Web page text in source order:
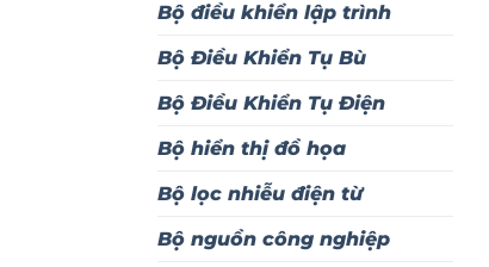
Bộ điều khiển lập trình
Bộ Điều Khiển Tụ Bù
Bộ Điều Khiển Tụ Điện
Bộ hiển thị đồ họa
Bộ lọc nhiễu điện từ
Bộ nguồn công nghiệp